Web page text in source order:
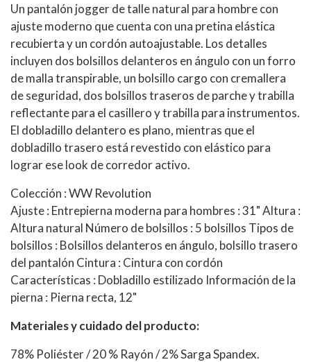
Un pantalón jogger de talle natural para hombre con
ajuste moderno que cuenta con una pretina elástica
recubierta y un cordón autoajustable. Los detalles
incluyen dos bolsillos delanteros en ángulo con un forro
de malla transpirable, un bolsillo cargo con cremallera
de seguridad, dos bolsillos traseros de parche y trabilla
reflectante para el casillero y trabilla para instrumentos.
El dobladillo delantero es plano, mientras que el
dobladillo trasero está revestido con elástico para
lograr ese look de corredor activo.
Colección : WW Revolution
Ajuste : Entrepierna moderna para hombres : 31" Altura :
Altura natural Número de bolsillos : 5 bolsillos Tipos de
bolsillos : Bolsillos delanteros en ángulo, bolsillo trasero
del pantalón Cintura : Cintura con cordón
Características : Dobladillo estilizado Información de la
pierna : Pierna recta, 12"
Materiales y cuidado del producto:
78% Poliéster / 20 % Rayón / 2% Sarga Spandex.